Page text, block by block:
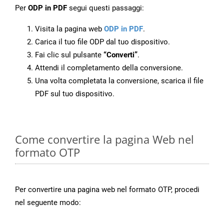
Per ODP in PDF segui questi passaggi:
Visita la pagina web ODP in PDF.
Carica il tuo file ODP dal tuo dispositivo.
Fai clic sul pulsante “Converti”.
Attendi il completamento della conversione.
Una volta completata la conversione, scarica il file
PDF sul tuo dispositivo.
Come convertire la pagina Web nel
formato OTP
Per convertire una pagina web nel formato OTP, procedi
nel seguente modo: